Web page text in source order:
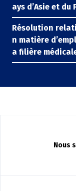
ays d’Asie et du
Résolution
n matière
a filière
Nous